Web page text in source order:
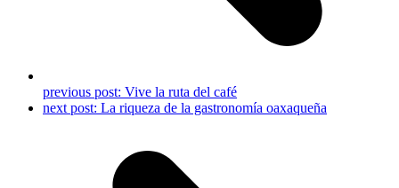
previous post: Vive la ruta del café
next post: La riqueza de la gastronomía oaxaqueña